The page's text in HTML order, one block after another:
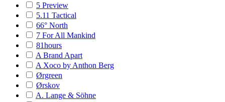
5 Preview
5.11 Tactical
66° North
7 For All Mankind
81hours
A Brand Apart
A Xoco by Anthon Berg
Ørgreen
Ørskov
A. Lange & Söhne